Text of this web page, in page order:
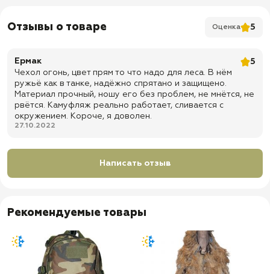
✅ Быстрая отправка
Отзывы о товаре Оценка 5
Ермак
5
Чехол огонь, цвет прям то что надо для леса. В нём
ружьё как в танке, надёжно спрятано и защищено.
Материал прочный, ношу его без проблем, не мнётся, не
рвётся. Камуфляж реально работает, сливается с
окружением. Короче, я доволен.
27.10.2022
Написать отзыв
Рекомендуемые товары